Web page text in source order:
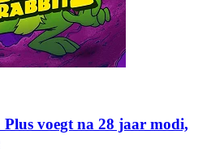
voegt na 28 jaar modi,